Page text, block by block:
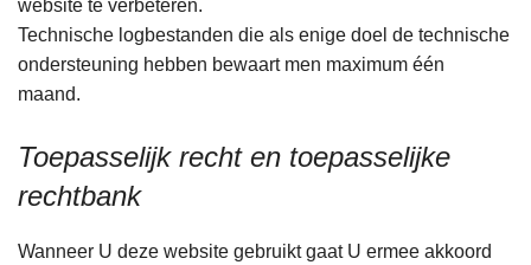
website te verbeteren.
Technische logbestanden die als enige doel de technische
ondersteuning hebben bewaart men maximum één
maand.
Toepasselijk recht en toepasselijke
rechtbank
Wanneer U deze website gebruikt gaat U ermee akkoord